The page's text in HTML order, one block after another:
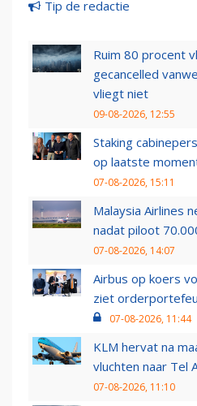
Tip de redactie
Ruim 80 procent
gecancelled
vliegt niet
09-08-2026, 12:55
Staking
op laatste
07-08-2026, 15:11
Malaysia Airlines
nadat piloot
07-08-2026, 14:07
Airbus op koers
ziet
07-08-2026, 11:44
KLM hervat na
vluchten naar Tel
07-08-2026, 11:10